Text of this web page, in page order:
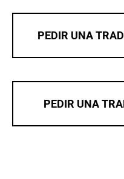
PEDIR UNA
PEDIR UNA